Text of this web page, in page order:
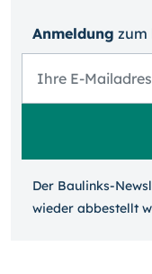
Anmeldung zum
Der Baulinks-
wieder ab­bestellt